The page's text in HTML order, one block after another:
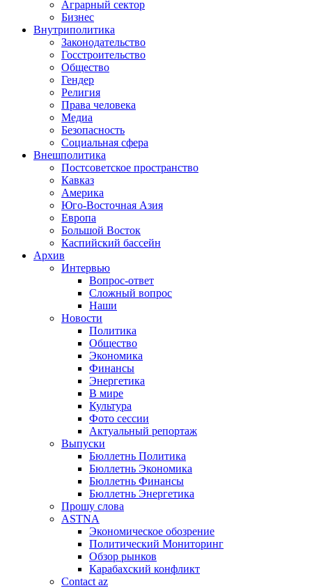
Аграрный сектор
Бизнес
Внутриполитика
Законодательство
Госстроительство
Общество
Гендер
Религия
Права человека
Медиа
Безопасность
Социальная сфера
Внешполитика
Постсоветское пространство
Кавказ
Америка
Юго-Восточная Азия
Европа
Большой Восток
Каспийский бассейн
Архив
Интервью
Вопрос-ответ
Сложный вопрос
Наши
Новости
Политика
Общество
Экономика
Финансы
Энергетика
В мире
Культура
Фото сессии
Актуальный репортаж
Выпуски
Бюллетнь Политика
Бюллетнь Экономика
Бюллетнь Финансы
Бюллетнь Энергетика
Прошу слова
ASTNA
Экономическое обозрение
Политический Мониторинг
Обзор рынков
Карабахский конфликт
Contact az